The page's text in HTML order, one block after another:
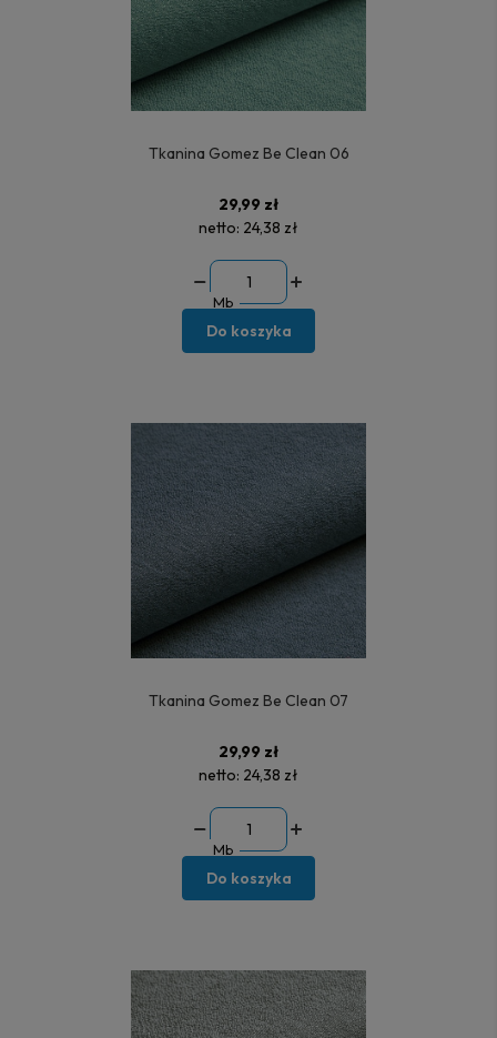
Tkanina Gomez Be Clean 06
29,99 zł
netto: 24,38 zł
Mb
Do koszyka
Tkanina Gomez Be Clean 07
29,99 zł
netto: 24,38 zł
Mb
Do koszyka